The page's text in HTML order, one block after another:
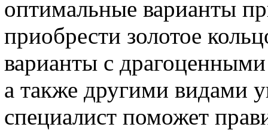
оптимальные варианты
приобрести золотое
варианты с
а также другими видами
специалист поможет